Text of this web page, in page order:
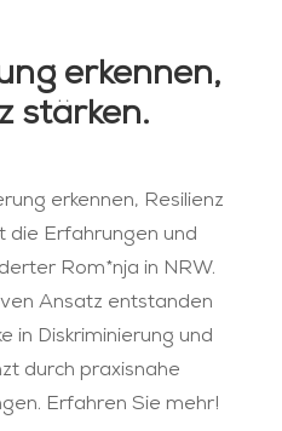
erkennen,
stärken.
erkennen, Resilienz
die Erfahrungen und
Rom*nja in NRW.
Ansatz entstanden
in Diskriminierung und
durch praxisnahe
Erfahren Sie mehr!